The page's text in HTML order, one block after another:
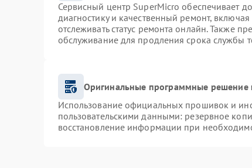
Сервисный центр SuperMicro обеспечивает
диагностику и качественный ремонт,
отслеживать статус ремонта онлайн. Также
обслуживание для продления срока службы
Оригинальные программные решение
Использование официальных прошивок и
пользовательскими данными: резервное
восстановление информации при